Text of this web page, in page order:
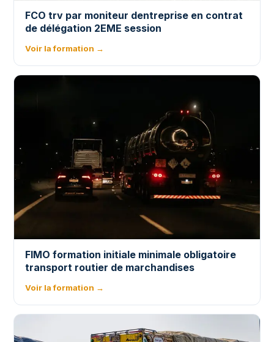
FCO trv par moniteur dentreprise en contrat
de délégation 2EME session
Voir la formation →
FIMO formation initiale minimale obligatoire
transport routier de marchandises
Voir la formation →